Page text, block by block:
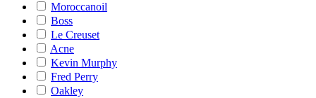
Moroccanoil
Boss
Le Creuset
Acne
Kevin Murphy
Fred Perry
Oakley